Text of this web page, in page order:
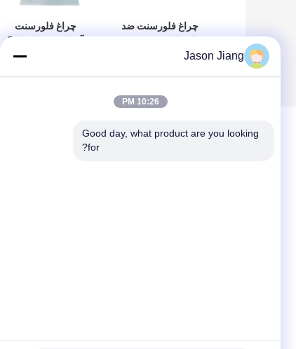
چراغ فلورسنت ضد
چراغ فلورسنت
آویزان ضد انفجار 5
فوت دوقلو IP67 2
Jason Jiang
10:26 PM
Good day, what product are you looking
for?